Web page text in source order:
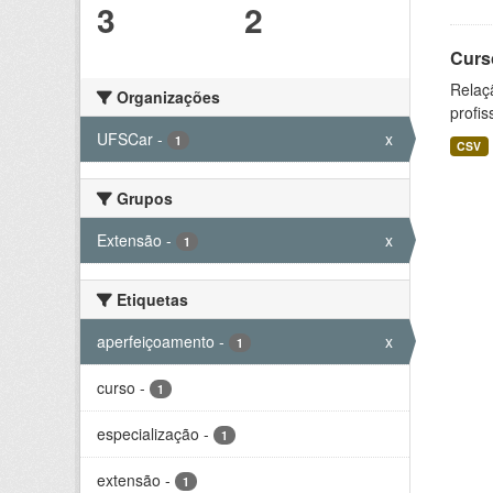
3 2
Organizações
UFSCar - 1 x
Grupos
Extensão - 1 x
Etiquetas
aperfeiçoamento - 1 x
curso - 1
especialização - 1
extensão - 1
CSV